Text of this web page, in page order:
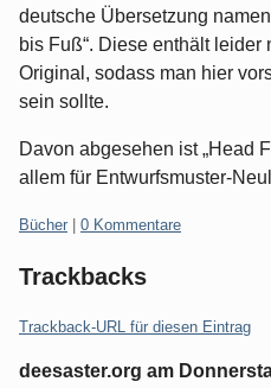
deutsche Übersetzung
bis Fuß“. Diese enthält
Original, sodass man hier
sein sollte.
Davon abgesehen ist „Head
allem für Entwurfsmuster-
Kategorien:
Bücher 0 Kommentare
Trackbacks
Trackback-URL für diesen Eintrag
deesaster.org am